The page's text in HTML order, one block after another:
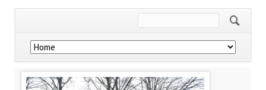
Navigatie
overslaan